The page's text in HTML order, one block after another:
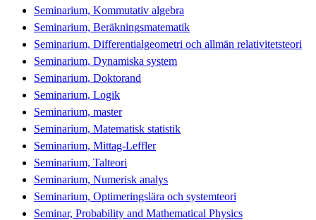
Seminarium, Kommutativ algebra
Seminarium, Beräkningsmatematik
Seminarium, Differentialgeometri och allmän relativitetsteori
Seminarium, Dynamiska system
Seminarium, Doktorand
Seminarium, Logik
Seminarium, master
Seminarium, Matematisk statistik
Seminarium, Mittag-Leffler
Seminarium, Talteori
Seminarium, Numerisk analys
Seminarium, Optimeringslära och systemteori
Seminar, Probability and Mathematical Physics